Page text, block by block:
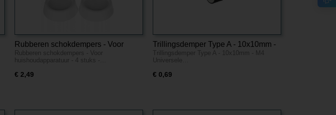
Rubberen schokdempers - Voor
huishoudapparatuur - 4 stuks - Wit
Rubberen schokdempers - Voor
huishoudapparatuur - 4 stuks -…
€ 2,49
Trillingsdemper Type A - 10x10mm -
M4
Trillingsdemper Type A - 10x10mm - M4
Universele…
€ 0,69